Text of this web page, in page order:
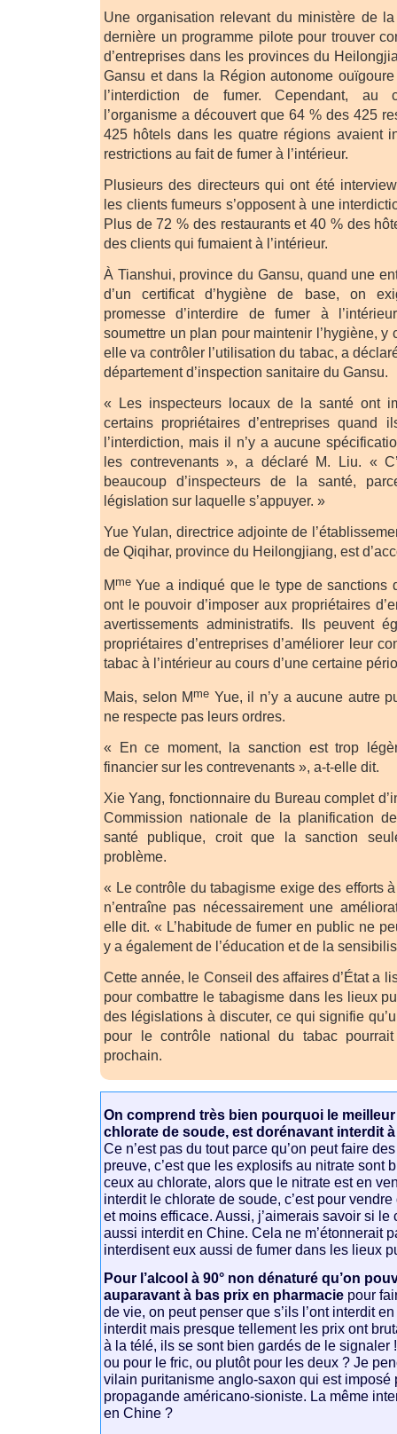
Une organisation relevant du ministère de
dernière un programme pilote pour trouver
d’entreprises dans les provinces du
Gansu et dans la Région autonome
l’interdiction de fumer. Cependant, au
l’organisme a découvert que 64 % des 425
425 hôtels dans les quatre régions avaient
restrictions au fait de fumer à l’intérieur.
Plusieurs des directeurs qui ont été
les clients fumeurs s’opposent à une
Plus de 72 % des restaurants et 40 % des
des clients qui fumaient à l’intérieur.
À Tianshui, province du Gansu, quand une
d’un certificat d’hygiène de base, on
promesse d’interdire de fumer à
soumettre un plan pour maintenir l’hygiène, y
elle va contrôler l’utilisation du tabac, a
département d’inspection sanitaire du Gansu.
« Les inspecteurs locaux de la santé ont
certains propriétaires d’entreprises quand
l’interdiction, mais il n’y a aucune
les contrevenants », a déclaré M. Liu. «
beaucoup d’inspecteurs de la santé,
législation sur laquelle s’appuyer. »
Yue Yulan, directrice adjointe de
de Qiqihar, province du Heilongjiang, est
Mme Yue a indiqué que le type de sanctions
ont le pouvoir d’imposer aux propriétaires
avertissements administratifs. Ils peuvent
propriétaires d’entreprises d’améliorer leur
tabac à l’intérieur au cours d’une certaine
Mais, selon Mme Yue, il n’y a aucune autre
ne respecte pas leurs ordres.
« En ce moment, la sanction est trop
financier sur les contrevenants », a-t-elle dit.
Xie Yang, fonctionnaire du Bureau complet
Commission nationale de la planification
santé publique, croit que la sanction
problème.
« Le contrôle du tabagisme exige des efforts
n’entraîne pas nécessairement une
elle dit. « L’habitude de fumer en public ne
y a également de l’éducation et de la
Cette année, le Conseil des affaires d’État a
pour combattre le tabagisme dans les lieux
des législations à discuter, ce qui signifie
pour le contrôle national du tabac
prochain.
On comprend très bien pourquoi le
chlorate de soude, est dorénavant interdit
Ce n’est pas du tout parce qu’on peut faire
preuve, c’est que les explosifs au nitrate sont
ceux au chlorate, alors que le nitrate est en
interdit le chlorate de soude, c’est pour
et moins efficace. Aussi, j’aimerais savoir si le
aussi interdit en Chine. Cela ne m’étonnerait
interdisent eux aussi de fumer dans les lieux
Pour l’alcool à 90° non dénaturé qu’on
auparavant à bas prix en pharmacie pour
de vie, on peut penser que s’ils l’ont interdit
interdit mais presque tellement les prix ont
à la télé, ils se sont bien gardés de le signaler
ou pour le fric, ou plutôt pour les deux ? Je
vilain puritanisme anglo-saxon qui est imposé
propagande américano-sioniste. La même
en Chine ?